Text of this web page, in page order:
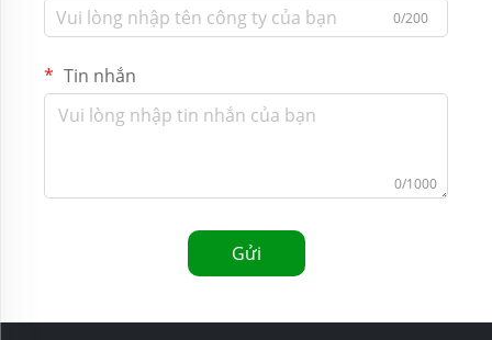
0/200
Tin nhắn
0/1000
Gửi